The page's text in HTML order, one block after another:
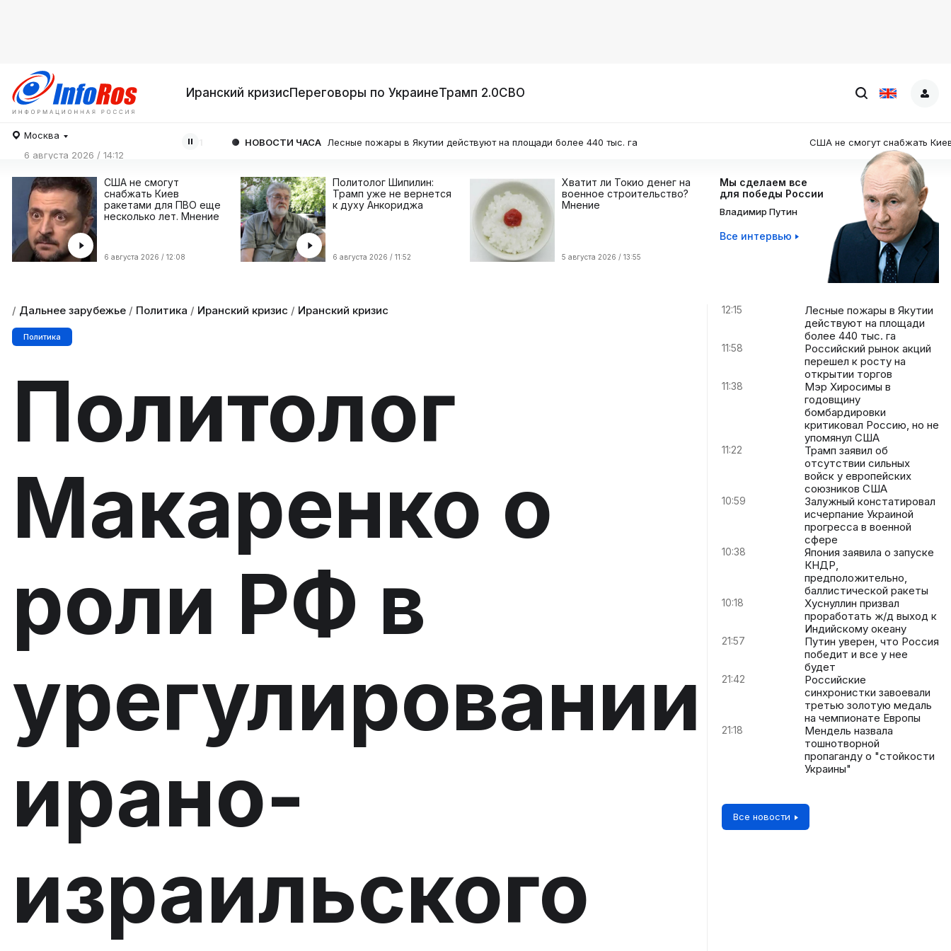
Иранский кризисПереговоры по УкраинеТрамп 2.0СВО
Москва
6 августа 2026 / 14:12
EUR НОВОСТИ ЧАСА Лесные пожары в Якутии действуют на площади более 440 тыс. га США не смогут снабжать Киев
США не смогут
снабжать Киев
ракетами для ПВО еще
несколько лет. Мнение
6 августа 2026 / 12:08
Политолог Шипилин:
Трамп уже не вернется
к духу Анкориджа
6 августа 2026 / 11:52
Хватит ли Токио денег на
военное строительство?
Мнение
5 августа 2026 / 13:55
Мы сделаем все
для победы России
Владимир Путин
Все интервью
/ Дальнее зарубежье / Политика / Иранский кризис / Иранский кризис
Политика
Политолог
Макаренко о
роли РФ в
урегулировании
ирано-
израильского
12:15
Лесные пожары в Якутии
действуют на площади
более 440 тыс. га
11:58
Российский рынок акций
перешел к росту на
открытии торгов
11:38
Мэр Хиросимы в
годовщину
бомбардировки
критиковал Россию, но не
упомянул США
11:22
Трамп заявил об
отсутствии сильных
войск у европейских
союзников США
10:59
Залужный констатировал
исчерпание Украиной
прогресса в военной
сфере
10:38
Япония заявила о запуске
КНДР,
предположительно,
баллистической ракеты
10:18
Хуснуллин призвал
проработать ж/д выход к
Индийскому океану
21:57
Путин уверен, что Россия
победит и все у нее
будет
21:42
Российские
синхронистки завоевали
третью золотую медаль
на чемпионате Европы
21:18
Мендель назвала
тошнотворной
пропаганду о "стойкости
Украины"
Все новости